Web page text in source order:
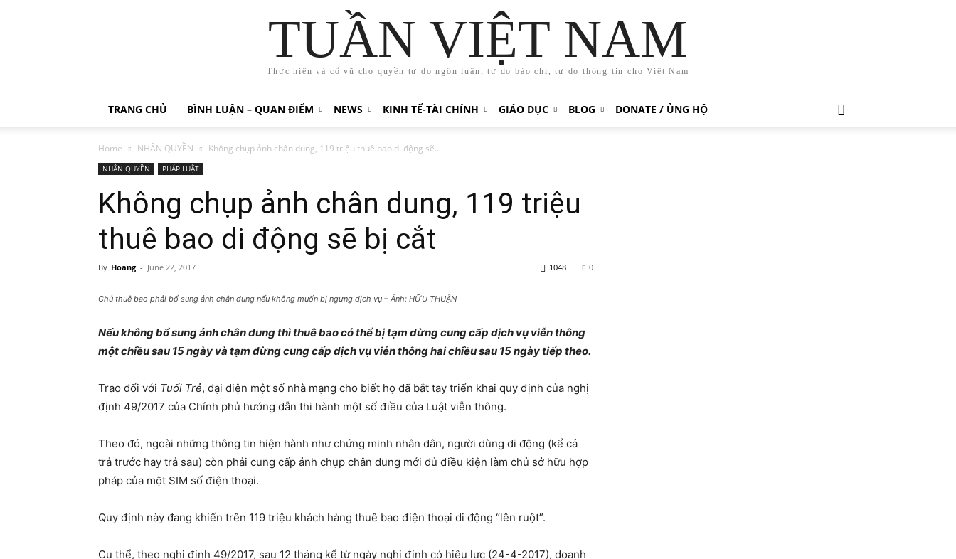
TUẦN VIỆT NAM
Thực hiện và cổ vũ cho quyền tự do ngôn luận, tự do báo chí, tự do thông tin cho Việt Nam
TRANG CHỦ BÌNH LUẬN – QUAN ĐIỂM NEWS KINH TẾ-TÀI CHÍNH GIÁO DỤC BLOG DONATE / ỦNG HỘ
Home NHÂN QUYỀN Không chụp ảnh chân dung, 119 triệu thuê bao di động sẽ...
NHÂN QUYỀN PHÁP LUẬT
Không chụp ảnh chân dung, 119 triệu
thuê bao di động sẽ bị cắt
By Hoang - June 22, 2017 0
1048
Chủ thuê bao phải bổ sung ảnh chân dung nếu không muốn bị ngưng dịch vụ – Ảnh: HỮU THUẬN
Nếu không bổ sung ảnh chân dung thì thuê bao có thể bị tạm dừng cung cấp dịch vụ viễn thông
một chiều sau 15 ngày và tạm dừng cung cấp dịch vụ viễn thông hai chiều sau 15 ngày tiếp theo.
Trao đổi với Tuổi Trẻ, đại diện một số nhà mạng cho biết họ đã bắt tay triển khai quy định của nghị
định 49/2017 của Chính phủ hướng dẫn thi hành một số điều của Luật viễn thông.
Theo đó, ngoài những thông tin hiện hành như chứng minh nhân dân, người dùng di động (kể cả
trả trước hay trả sau) còn phải cung cấp ảnh chụp chân dung mới đủ điều kiện làm chủ sở hữu hợp
pháp của một SIM số điện thoại.
Quy định này đang khiến trên 119 triệu khách hàng thuê bao điện thoại di động “lên ruột”.
Cụ thể, theo nghị định 49/2017, sau 12 tháng kể từ ngày nghị định có hiệu lực (24-4-2017), doanh